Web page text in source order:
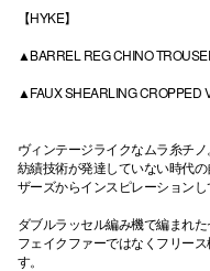
【HYKE】
▲BARREL REG CHINO
▲FAUX SHEARLING CROPPED
ヴィンテージライクなムラ糸チノ。
紡績技術が発達していない時代
ザーズからインスピレーションし
ダブルラッセル編み機で編まれた
フェイクファーではなくフリー
す。